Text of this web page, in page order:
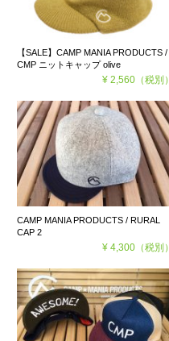
【SALE】CAMP MANIA PRODUCTS /
CMP ニットキャップ olive
¥ 2,560（税別）
CAMP MANIA PRODUCTS / RURAL
CAP 2
¥ 4,300（税別）